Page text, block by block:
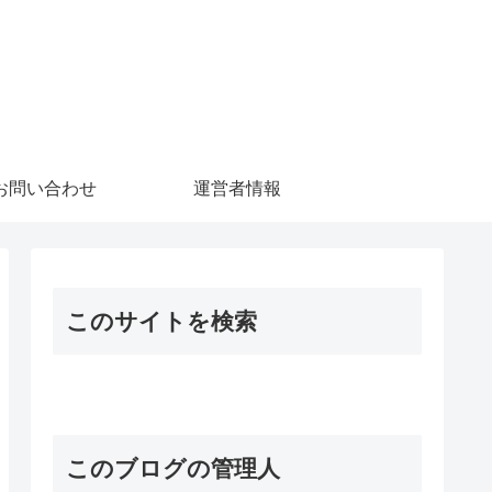
問い合わせ 運営者情報
このサイトを検索
このブログの管理人